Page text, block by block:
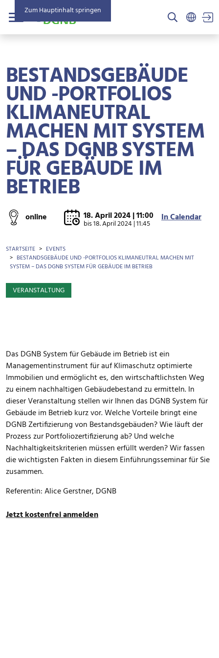
Zum Hauptinhalt springen
Menü
BESTANDSGEBÄUDE
UND -PORTFOLIOS
KLIMANEUTRAL
MACHEN MIT SYSTEM
– DAS DGNB SYSTEM
FÜR GEBÄUDE IM
BETRIEB
online 18. April 2024 | 11:00
bis18. April 2024 | 11:45 In Calendar
BROTKRÜMEL
STARTSEITE
EVENTS
BESTANDSGEBÄUDE UND -PORTFOLIOS KLIMANEUTRAL MACHEN MIT
SYSTEM – DAS DGNB SYSTEM FÜR GEBÄUDE IM BETRIEB
VERANSTALTUNG
Das DGNB System für Gebäude im Betrieb ist ein
Managementinstrument für auf Klimaschutz optimierte
Immobilien und ermöglicht es, den wirtschaftlichsten Weg
zu einem nachhaltigen Gebäudebestand zu ermitteln. In
dieser Veranstaltung stellen wir Ihnen das DGNB System für
Gebäude im Betrieb kurz vor. Welche Vorteile bringt eine
DGNB Zertifizierung von Bestandsgebäuden? Wie läuft der
Prozess zur Portfoliozertifizierung ab? Und welche
Nachhaltigkeitskriterien müssen erfüllt werden? Wir fassen
die wichtigsten Fakten in diesem Einführungsseminar für Sie
zusammen.
Referentin: Alice Gerstner, DGNB
Jetzt kostenfrei anmelden